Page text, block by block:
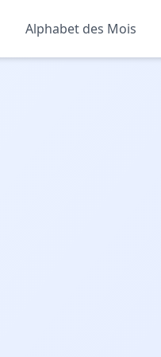
Alphabet des Mois